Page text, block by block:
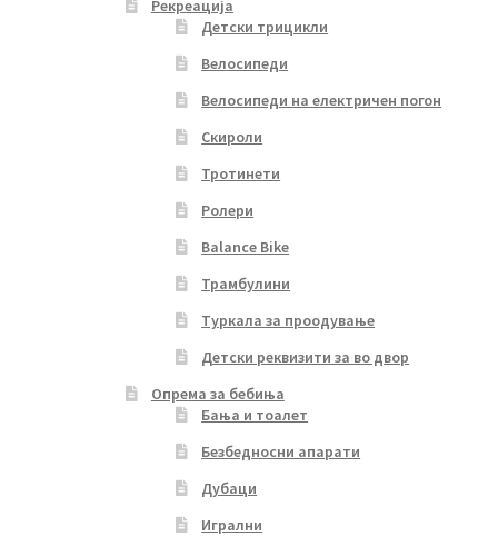
Рекреација
Детски трицикли
Велосипеди
Велосипеди на електричен погон
Скироли
Тротинети
Ролери
Balance Bike
Трамбулини
Туркала за проодување
Детски реквизити за во двор
Опрема за бебиња
Бања и тоалет
Безбедносни апарати
Дубаци
Игрални